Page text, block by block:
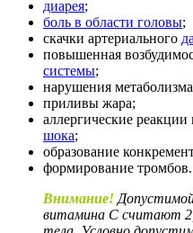
диарея;
боль в области головы;
скачки артериального
повышенная
системы;
нарушения
приливы жара;
аллергические реакции
шока;
образование
формирование тромбов.
Внимание!
витамина С считают